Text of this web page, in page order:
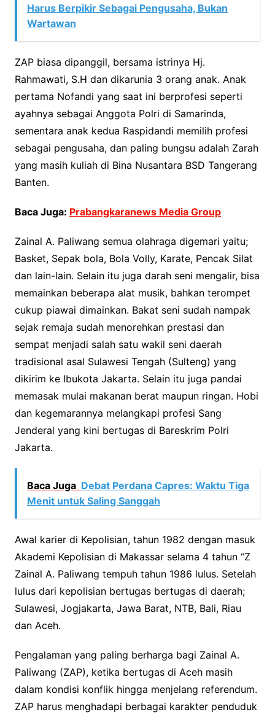
Harus Berpikir Sebagai Pengusaha, Bukan
Wartawan
ZAP biasa dipanggil, bersama istrinya Hj.
Rahmawati, S.H dan dikarunia 3 orang anak. Anak
pertama Nofandi yang saat ini berprofesi seperti
ayahnya sebagai Anggota Polri di Samarinda,
sementara anak kedua Raspidandi memilih profesi
sebagai pengusaha, dan paling bungsu adalah Zarah
yang masih kuliah di Bina Nusantara BSD Tangerang
Banten.
Baca Juga: Prabangkaranews Media Group
Zainal A. Paliwang semua olahraga digemari yaitu;
Basket, Sepak bola, Bola Volly, Karate, Pencak Silat
dan lain-lain. Selain itu juga darah seni mengalir, bisa
memainkan beberapa alat musik, bahkan terompet
cukup piawai dimainkan. Bakat seni sudah nampak
sejak remaja sudah menorehkan prestasi dan
sempat menjadi salah satu wakil seni daerah
tradisional asal Sulawesi Tengah (Sulteng) yang
dikirim ke Ibukota Jakarta. Selain itu juga pandai
memasak mulai makanan berat maupun ringan. Hobi
dan kegemarannya melangkapi profesi Sang
Jenderal yang kini bertugas di Bareskrim Polri
Jakarta.
Baca Juga Debat Perdana Capres: Waktu Tiga
Menit untuk Saling Sanggah
Awal karier di Kepolisian, tahun 1982 dengan masuk
Akademi Kepolisian di Makassar selama 4 tahun “Z
Zainal A. Paliwang tempuh tahun 1986 lulus. Setelah
lulus dari kepolisian bertugas bertugas di daerah;
Sulawesi, Jogjakarta, Jawa Barat, NTB, Bali, Riau
dan Aceh.
Pengalaman yang paling berharga bagi Zainal A.
Paliwang (ZAP), ketika bertugas di Aceh masih
dalam kondisi konflik hingga menjelang referendum.
ZAP harus menghadapi berbagai karakter penduduk